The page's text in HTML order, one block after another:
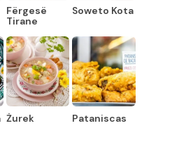
Fërgesë
Tirane
Soweto Kota
Żurek Pataniscas